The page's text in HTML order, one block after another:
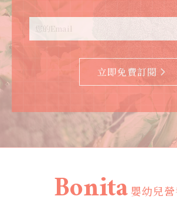
立即免費訂閱
Bonita 嬰幼兒